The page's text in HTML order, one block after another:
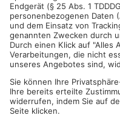
betrunken geklaut haben.
Artikel teilen